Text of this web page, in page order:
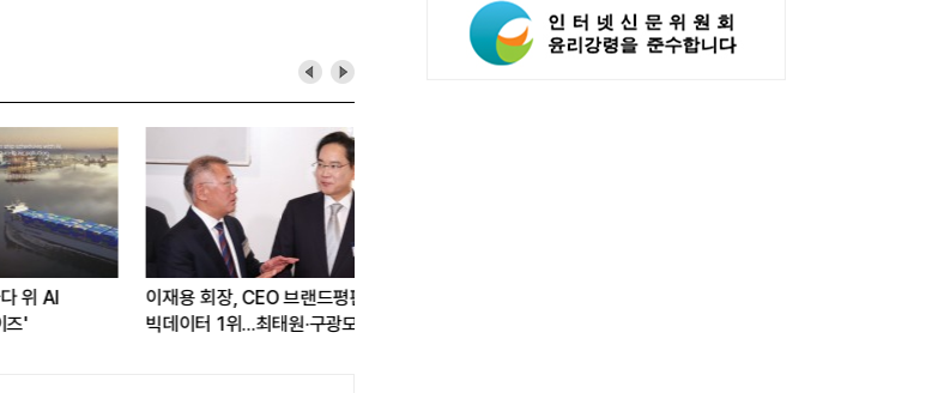
이재용 회장, CEO 브랜드평판 8월
빅데이터 1위...최태원·구광모 회장순